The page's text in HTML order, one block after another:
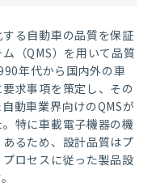
る自動車の品質を保証
（QMS）を用いて品質
年代から国内外の車
求事項を策定し、その
動車業界向けのQMSが
特に車載電子機器の機
るため、設計品質はプ
ロセスに従った製品設